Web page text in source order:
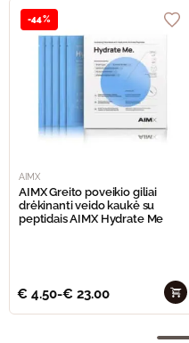
-44%
AIMX
AIMX Greito poveikio giliai
drėkinanti veido kaukė su
peptidais AIMX Hydrate Me
€ 4.50-€ 23.00